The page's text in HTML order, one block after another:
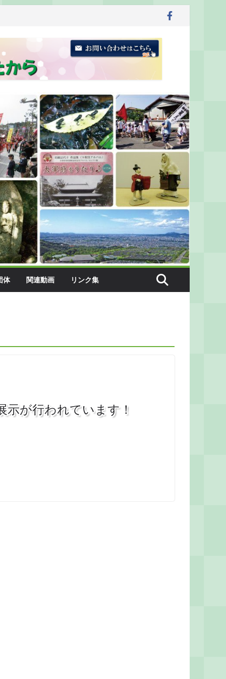
体 関連動画 リンク集
示が行われています！